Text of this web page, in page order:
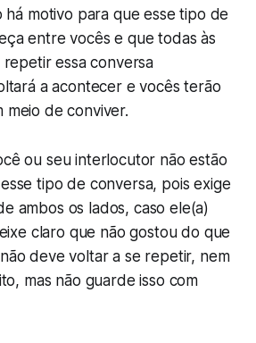
há motivo para que esse tipo de
entre vocês e que todas às
repetir essa conversa
a acontecer e vocês terão
meio de conviver.
ou seu interlocutor não estão
tipo de conversa, pois exige
ambos os lados, caso ele(a)
claro que não gostou do que
deve voltar a se repetir, nem
mas não guarde isso com